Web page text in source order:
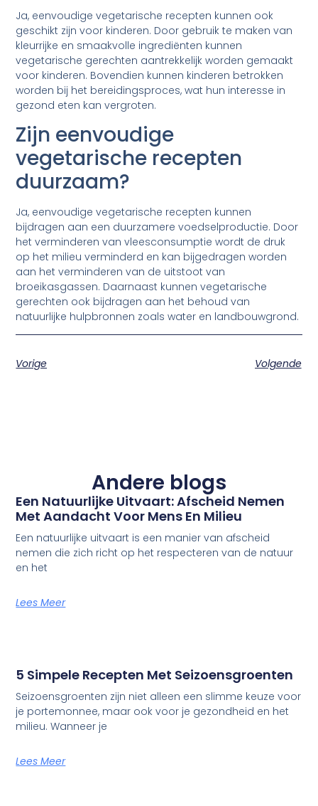
Ja, eenvoudige vegetarische recepten kunnen ook
geschikt zijn voor kinderen. Door gebruik te maken van
kleurrijke en smaakvolle ingrediënten kunnen
vegetarische gerechten aantrekkelijk worden gemaakt
voor kinderen. Bovendien kunnen kinderen betrokken
worden bij het bereidingsproces, wat hun interesse in
gezond eten kan vergroten.
Zijn eenvoudige
vegetarische recepten
duurzaam?
Ja, eenvoudige vegetarische recepten kunnen
bijdragen aan een duurzamere voedselproductie. Door
het verminderen van vleesconsumptie wordt de druk
op het milieu verminderd en kan bijgedragen worden
aan het verminderen van de uitstoot van
broeikasgassen. Daarnaast kunnen vegetarische
gerechten ook bijdragen aan het behoud van
natuurlijke hulpbronnen zoals water en landbouwgrond.
Vorige Volgende
Andere blogs
Een Natuurlijke Uitvaart: Afscheid Nemen
Met Aandacht Voor Mens En Milieu
Een natuurlijke uitvaart is een manier van afscheid
nemen die zich richt op het respecteren van de natuur
en het
Lees Meer
5 Simpele Recepten Met Seizoensgroenten
Seizoensgroenten zijn niet alleen een slimme keuze voor
je portemonnee, maar ook voor je gezondheid en het
milieu. Wanneer je
Lees Meer